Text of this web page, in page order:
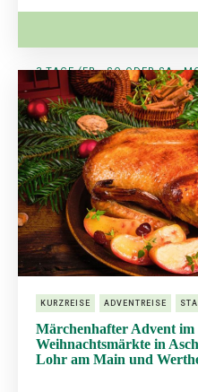
3 TAGE (FR - SO ODER SA -
AB € 255,-
KURZREISE ADVENTREISE
Märchenhafter Advent im
Weihnachtsmärkte in
Lohr am Main und